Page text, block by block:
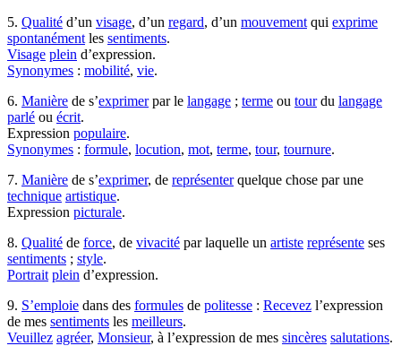
5. Qualité d’un visage, d’un regard, d’un mouvement qui exprime
spontanément les sentiments.
Visage plein d’expression.
Synonymes : mobilité, vie.
6. Manière de s’exprimerpar le langage ; terme ou tourdu langage
parlé ou écrit.
Expression populaire.
Synonymes : formule, locution, mot, terme, tour, tournure.
7. Manière de s’exprimer, de représenterquelque chose par une
technique artistique.
Expression picturale.
8. Qualité de force, de vivacité par laquelle un artiste représente ses
sentiments ; style.
Portrait plein d’expression.
9. S’emploie dans des formules de politesse : Recevez l’expression
de mes sentiments les meilleurs.
Veuillez agréer, Monsieur, à l’expression de mes sincères salutations.